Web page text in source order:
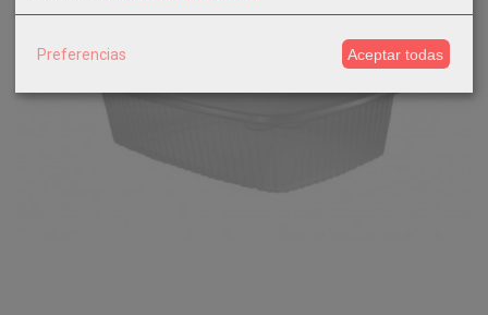
Preferencias Aceptar todas